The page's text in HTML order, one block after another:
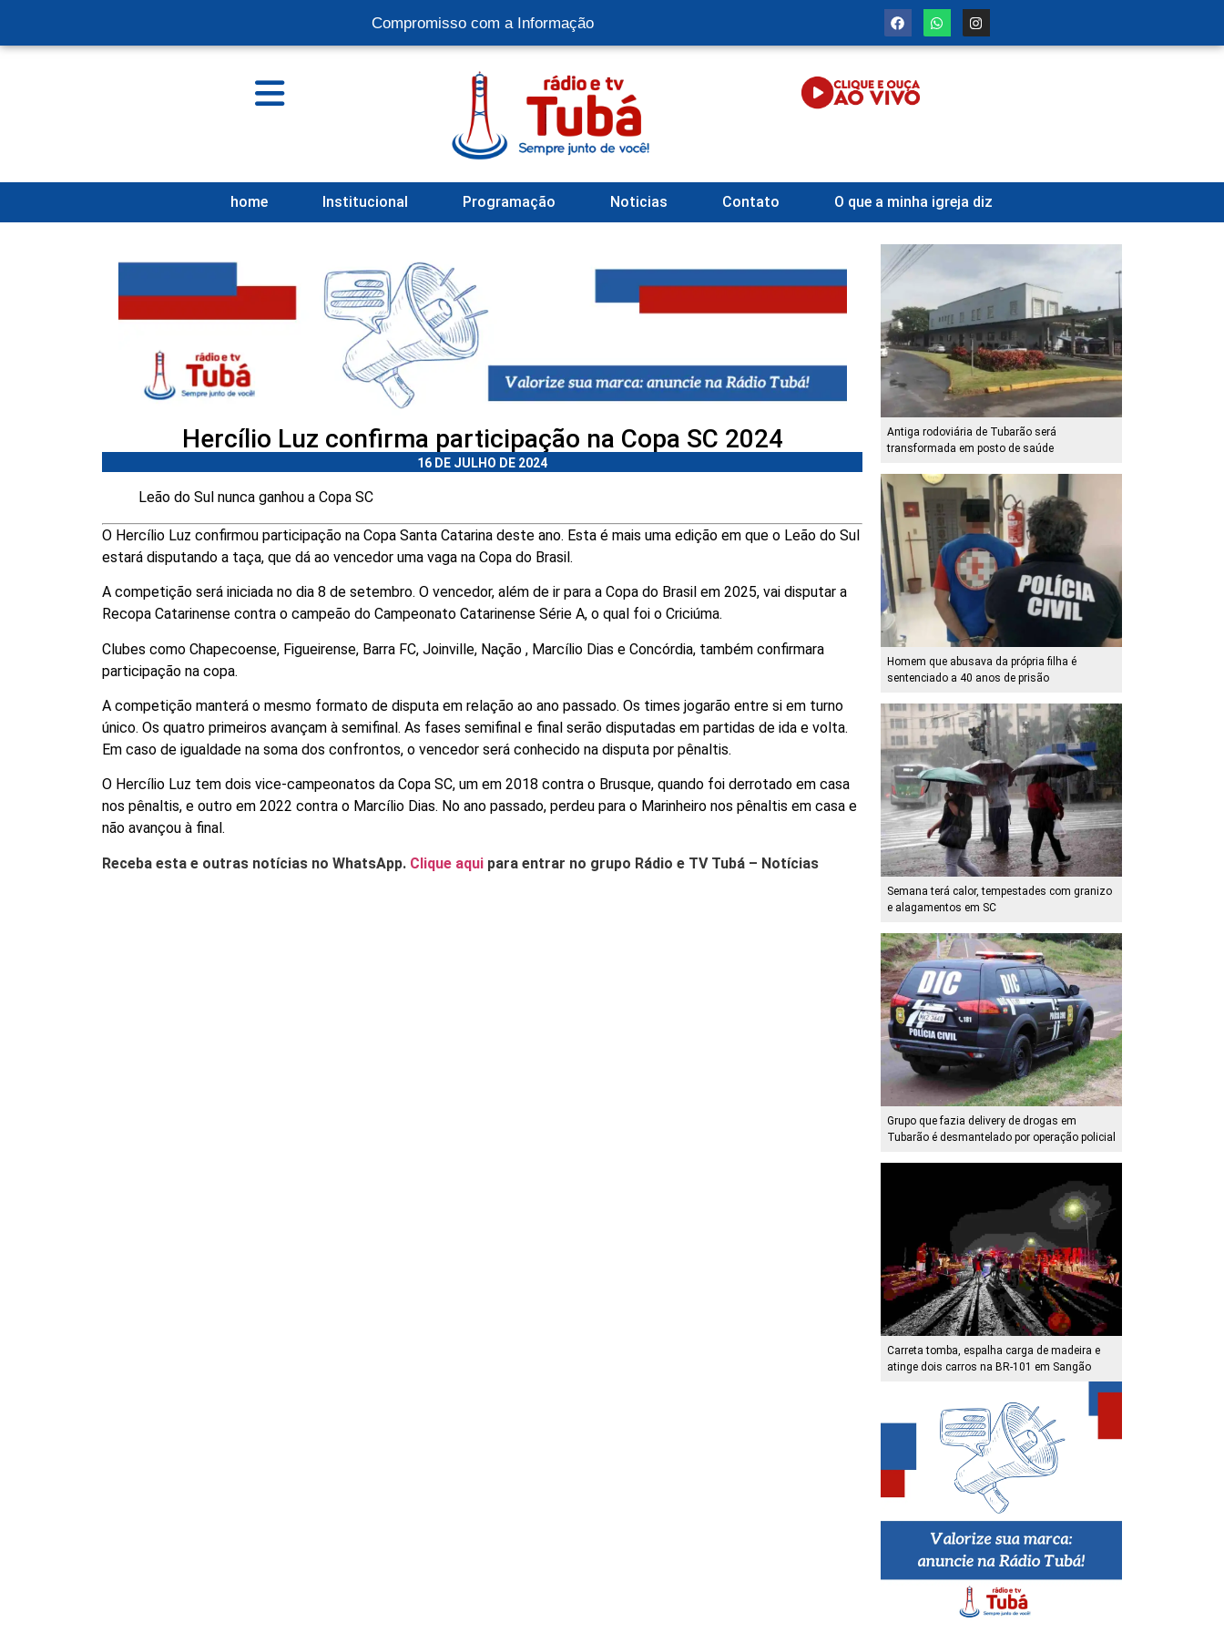
Compromisso com a Informação
home Institucional Programação Noticias Contato O que a minha igreja diz
Hercílio Luz confirma participação na Copa SC 2024
16 DE JULHO DE 2024
Leão do Sul nunca ganhou a Copa SC
O Hercílio Luz confirmou participação na Copa Santa Catarina deste ano. Esta é mais uma edição em que o Leão do Sul
estará disputando a taça, que dá ao vencedor uma vaga na Copa do Brasil.
A competição será iniciada no dia 8 de setembro. O vencedor, além de ir para a Copa do Brasil em 2025, vai disputar a
Recopa Catarinense contra o campeão do Campeonato Catarinense Série A, o qual foi o Criciúma.
Clubes como Chapecoense, Figueirense, Barra FC, Joinville, Nação , Marcílio Dias e Concórdia, também confirmara
participação na copa.
A competição manterá o mesmo formato de disputa em relação ao ano passado. Os times jogarão entre si em turno
único. Os quatro primeiros avançam à semifinal. As fases semifinal e final serão disputadas em partidas de ida e volta.
Em caso de igualdade na soma dos confrontos, o vencedor será conhecido na disputa por pênaltis.
O Hercílio Luz tem dois vice-campeonatos da Copa SC, um em 2018 contra o Brusque, quando foi derrotado em casa
nos pênaltis, e outro em 2022 contra o Marcílio Dias. No ano passado, perdeu para o Marinheiro nos pênaltis em casa e
não avançou à final.
Receba esta e outras notícias no WhatsApp. Clique aqui para entrar no grupo Rádio e TV Tubá – Notícias
Antiga rodoviária de Tubarão será
transformada em posto de saúde
Homem que abusava da própria filha é
sentenciado a 40 anos de prisão
Semana terá calor, tempestades com granizo
e alagamentos em SC
Grupo que fazia delivery de drogas em
Tubarão é desmantelado por operação policial
Carreta tomba, espalha carga de madeira e
atinge dois carros na BR-101 em Sangão